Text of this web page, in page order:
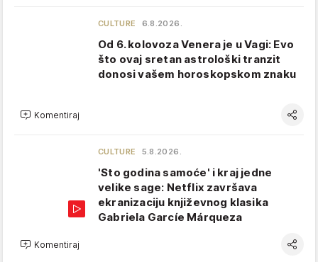
CULTURE 6.8.2026.
Od 6. kolovoza Venera je u Vagi: Evo
što ovaj sretan astrološki tranzit
donosi vašem horoskopskom znaku
Komentiraj
CULTURE 5.8.2026.
'Sto godina samoće' i kraj jedne
velike sage: Netflix završava
ekranizaciju književnog klasika
Gabriela Garcíe Márqueza
Komentiraj